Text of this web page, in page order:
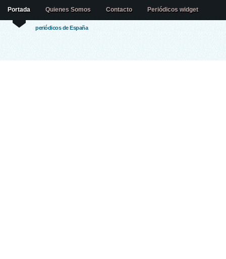
periódicos de España
Portada Quienes Somos Contacto Periódicos widget